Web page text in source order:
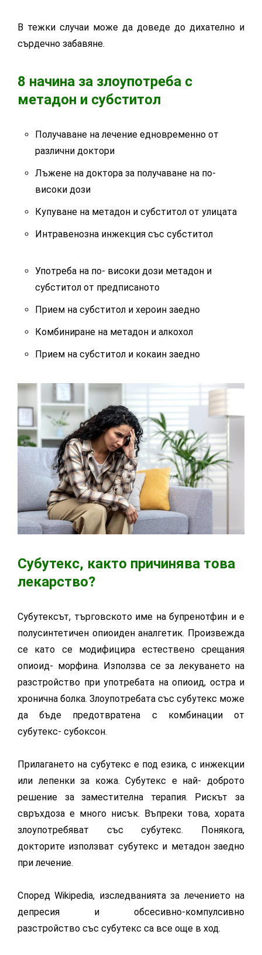
В тежки случаи може да доведе до дихателно и
сърдечно забавяне.
8 начина за злоупотреба с
метадон и субститол
Получаване на лечение едновременно от
различни доктори
Лъжене на доктора за получаване на по-
високи дози
Купуване на метадон и субститол от улицата
Интравенозна инжекция със субститол
Употреба на по- високи дози метадон и
субститол от предписаното
Прием на субститол и хероин заедно
Комбиниране на метадон и алкохол
Прием на субститол и кокаин заедно
Субутекс, както причинява това
лекарство?
Субутексът, търговското име на бупренотфин и е
полусинтетичен опиоиден аналгетик. Произвежда
се като се модифицира естествено срещания
опиоид- морфина. Използва се за лекуването на
разстройство при употребата на опиоид, остра и
хронична болка. Злоупотребата със субутекс може
да бъде предотвратена с комбинации от
субутекс- субоксон.
Прилагането на субутекс е под езика, с инжекции
или лепенки за кожа. Субутекс е най- доброто
решение за заместителна терапия. Рискът за
свръхдоза е много нисък. Въпреки това, хората
злоупотребяват със субутекс. Понякога,
докторите използват субутекс и метадон заедно
при лечение.
Според Wikipedia, изследванията за лечението на
депресия и обсесивно-компулсивно
разстройство със субутекс са все още в ход.